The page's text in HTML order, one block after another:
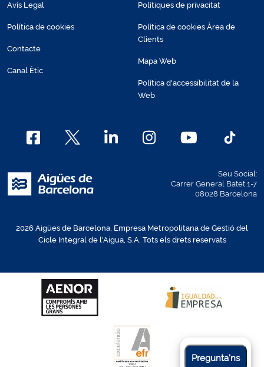
Pregunta'ns
Avís Legal
Política de cookies
Contacte
Canal Ètic
Polítiques de privacitat
Política de cookies Àrea de
Clients
Mapa Web
Política d'accessibilitat de la
Web
Seu Social:
Carrer General Batet 1-7
08028 Barcelona
2026 Aigües de Barcelona, Empresa Metropolitana de Gestió del
Cicle Integral de l'Aigua, S.A. Tots els drets reservats